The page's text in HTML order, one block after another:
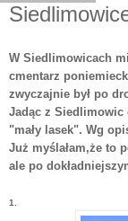
W Siedlimowicach
cmentarz
zwyczajnie był po
Jadąc z
"mały lasek". Wg
Już myślałam,że to
ale po
1.